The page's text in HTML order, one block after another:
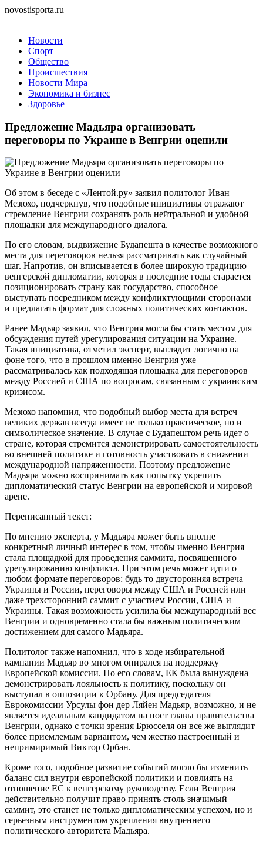
novostisporta.ru
Новости
Спорт
Общество
Происшествия
Новости Мира
Экономика и бизнес
Здоровье
Предложение Мадьяра организовать
переговоры по Украине в Венгрии оценили
Об этом в беседе с «Лентой.ру» заявил политолог Иван
Мезюхо, подчеркнув, что подобные инициативы отражают
стремление Венгрии сохранять роль нейтральной и удобной
площадки для международного диалога.
По его словам, выдвижение Будапешта в качестве возможного
места для переговоров нельзя рассматривать как случайный
шаг. Напротив, он вписывается в более широкую традицию
венгерской дипломатии, которая в последние годы старается
позиционировать страну как государство, способное
выступать посредником между конфликтующими сторонами
и предлагать формат для сложных политических контактов.
Ранее Мадьяр заявил, что Венгрия могла бы стать местом для
обсуждения путей урегулирования ситуации на Украине.
Такая инициатива, отметил эксперт, выглядит логично на
фоне того, что в прошлом именно Венгрия уже
рассматривалась как подходящая площадка для переговоров
между Россией и США по вопросам, связанным с украинским
кризисом.
Мезюхо напомнил, что подобный выбор места для встреч
великих держав всегда имеет не только практическое, но и
символическое значение. В случае с Будапештом речь идет о
стране, которая стремится демонстрировать самостоятельность
во внешней политике и готовность участвовать в снижении
международной напряженности. Поэтому предложение
Мадьяра можно воспринимать как попытку укрепить
дипломатический статус Венгрии на европейской и мировой
арене.
Переписанный текст:
По мнению эксперта, у Мадьяра может быть вполне
конкретный личный интерес в том, чтобы именно Венгрия
стала площадкой для проведения саммита, посвященного
урегулированию конфликта. При этом речь может идти о
любом формате переговоров: будь то двусторонняя встреча
Украины и России, переговоры между США и Россией или
даже трехсторонний саммит с участием России, США и
Украины. Такая возможность усилила бы международный вес
Венгрии и одновременно стала бы важным политическим
достижением для самого Мадьяра.
Политолог также напомнил, что в ходе избирательной
кампании Мадьяр во многом опирался на поддержку
Европейской комиссии. По его словам, ЕК была вынуждена
демонстрировать лояльность к политику, поскольку он
выступал в оппозиции к Орбану. Для председателя
Еврокомиссии Урсулы фон дер Ляйен Мадьяр, возможно, и не
является идеальным кандидатом на пост главы правительства
Венгрии, однако с точки зрения Брюсселя он все же выглядит
более приемлемым вариантом, чем жестко настроенный и
непримиримый Виктор Орбан.
Кроме того, подобное развитие событий могло бы изменить
баланс сил внутри европейской политики и повлиять на
отношение ЕС к венгерскому руководству. Если Венгрия
действительно получит право принять столь значимый
саммит, это станет не только дипломатическим успехом, но и
серьезным инструментом укрепления внутреннего
политического авторитета Мадьяра.